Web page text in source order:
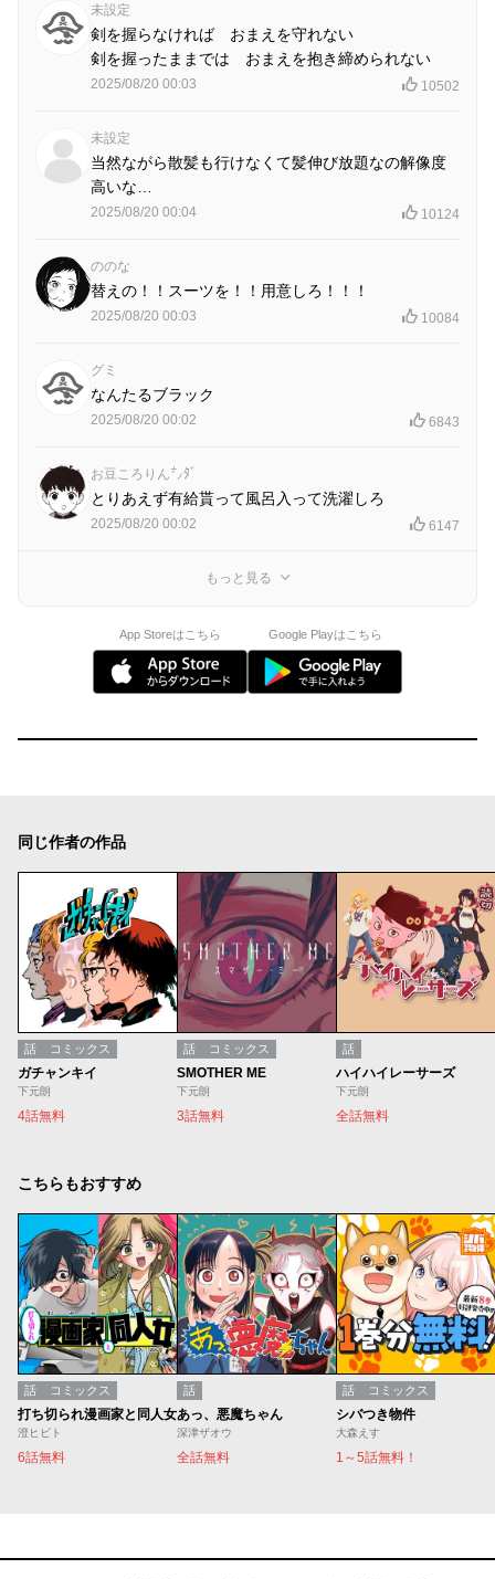
未設定
剣を握らなければ おまえを守れない
剣を握ったままでは おまえを抱き締められない
2025/08/20 00:03 10502
未設定
当然ながら散髪も行けなくて髪伸び放題なの解像度
高いな…
2025/08/20 00:04 10124
ののな
替えの！！スーツを！！用意しろ！！！
2025/08/20 00:03 10084
グミ
なんたるブラック
2025/08/20 00:02 6843
お豆ころりん㌨ﾀﾞ
とりあえず有給貰って風呂入って洗濯しろ
2025/08/20 00:02 6147
もっと見る
App Storeはこちら Google Playはこちら
同じ作者の作品
話 コミックス
ガチャンキイ
下元朗
4話無料
話 コミックス
SMOTHER ME
下元朗
3話無料
話
ハイハイレーサーズ
下元朗
全話無料
こちらもおすすめ
話 コミックス
打ち切られ漫画家と同人女
澄ヒビト
6話無料
話
あっ、悪魔ちゃん
深津ザオウ
全話無料
話 コミックス
シバつき物件
大森えす
1～5話無料！